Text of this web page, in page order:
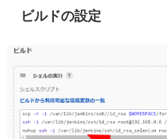
ビルドの設定